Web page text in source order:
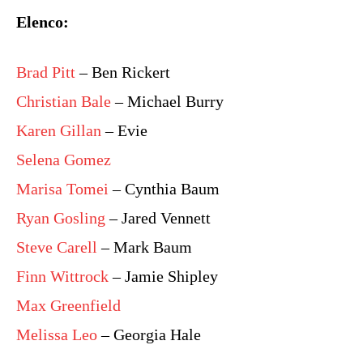
Elenco:
Brad Pitt– Ben Rickert
Christian Bale– Michael Burry
Karen Gillan– Evie
Selena Gomez
Marisa Tomei – Cynthia Baum
Ryan Gosling – Jared Vennett
Steve Carell – Mark Baum
Finn Wittrock– Jamie Shipley
Max Greenfield
Melissa Leo– Georgia Hale